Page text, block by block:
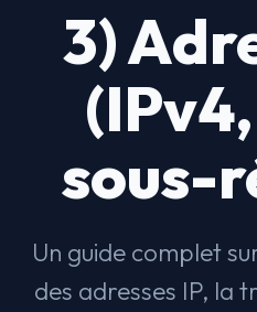
3)
sous-
Un guide complet
des adresses IP, la